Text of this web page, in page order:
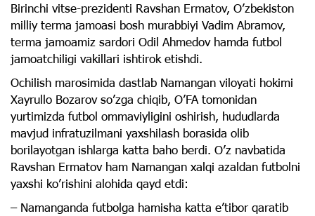
Birinchi vitse-prezidenti Ravshan Ermatov, Oʼzbekiston
milliy terma jamoasi bosh murabbiyi Vadim Abramov,
terma jamoamiz sardori Odil Ahmedov hamda futbol
jamoatchiligi vakillari ishtirok etishdi.
Ochilish marosimida dastlab Namangan viloyati hokimi
Xayrullo Bozarov soʼzga chiqib, OʼFA tomonidan
yurtimizda futbol ommaviyligini oshirish, hududlarda
mavjud infratuzilmani yaxshilash borasida olib
borilayotgan ishlarga katta baho berdi. Oʼz navbatida
Ravshan Ermatov ham Namangan xalqi azaldan futbolni
yaxshi koʼrishini alohida qayd etdi:
– Namanganda futbolga hamisha katta eʼtibor qaratib